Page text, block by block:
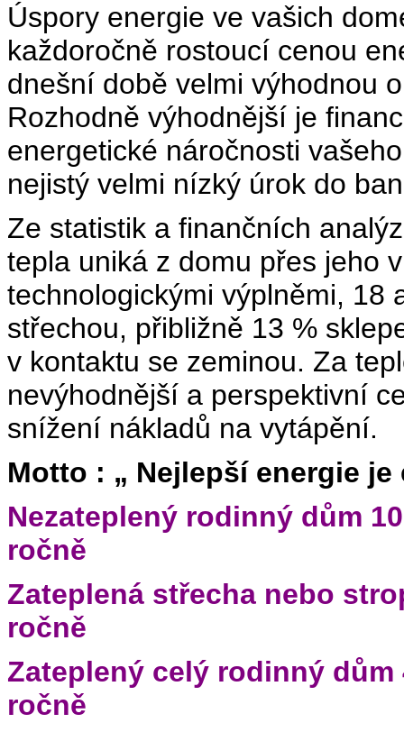
Úspory energie ve vašich
každoročně rostoucí cenou
dnešní době velmi výhodnou
Rozhodně výhodnější je
energetické náročnosti
nejistý velmi nízký úrok do
Ze statistik a finančních
tepla uniká z domu přes jeho
technologickými výplněmi, 18
střechou, přibližně 13 %
v kontaktu se zeminou. Za
nevýhodnější a perspektivní
snížení nákladů na vytápění.
Motto : „ Nejlepší energie je
Nezateplený rodinný dům
ročně
Zateplená střecha nebo
ročně
Zateplený celý rodinný dům
ročně